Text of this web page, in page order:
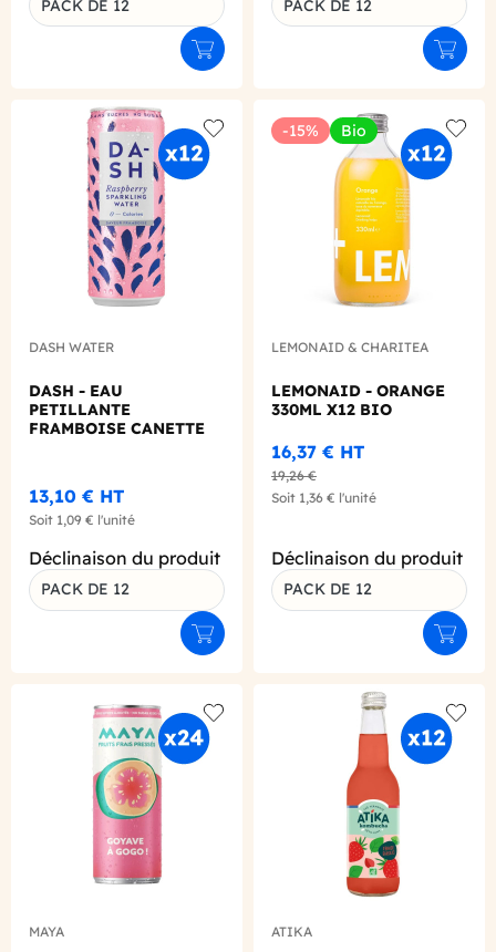
PACK DE 12
Ajouter au panier
PACK DE 12
Add to wishlist
DASH WATER
DASH - EAU
PETILLANTE
FRAMBOISE CANETTE
13,10 € HT
Soit 1,09 € l'unité
Déclinaison du produit
PACK DE 12
Ajouter au panier
-15% Bio
Add
LEMONAID & CHARITEA
LEMONAID - ORANGE
330ML X12 BIO
16,37 € HT
19,26 €
Soit 1,36 € l'unité
Déclinaison du produit
PACK DE 12
Add to wishlist
MAYA
Add
ATIKA